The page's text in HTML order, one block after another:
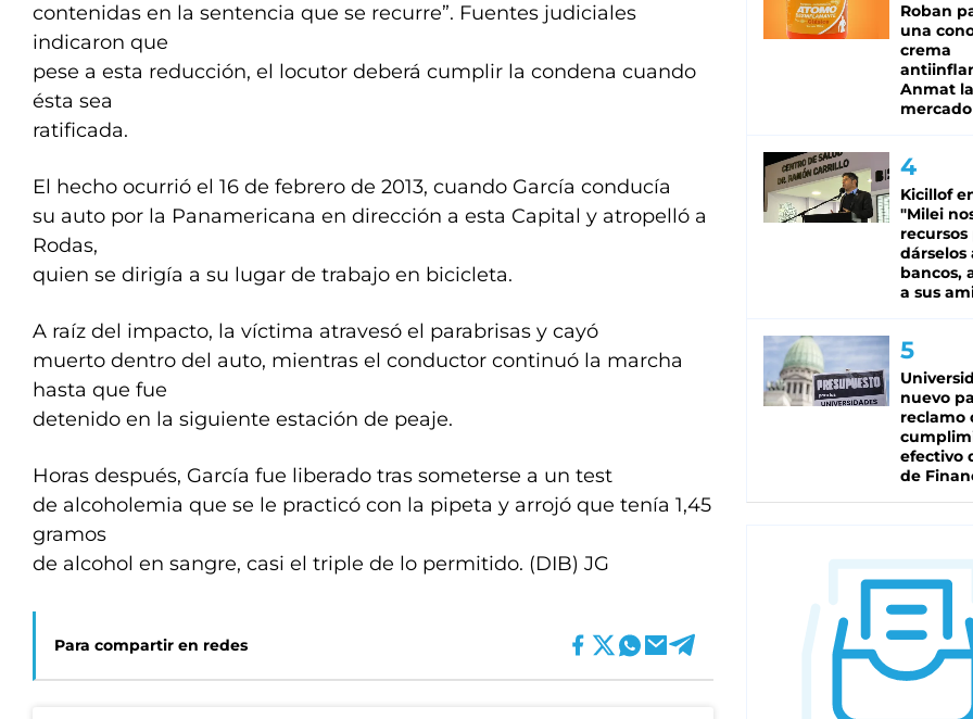
contenidas en la sentencia que se recurre”. Fuentes judiciales
indicaron que
pese a esta reducción, el locutor deberá cumplir la condena cuando
ésta sea
ratificada.
El hecho ocurrió el 16 de febrero de 2013, cuando García conducía
su auto por la Panamericana en dirección a esta Capital y atropelló a
Rodas,
quien se dirigía a su lugar de trabajo en bicicleta.
A raíz del impacto, la víctima atravesó el parabrisas y cayó
muerto dentro del auto, mientras el conductor continuó la marcha
hasta que fue
detenido en la siguiente estación de peaje.
Horas después, García fue liberado tras someterse a un test
de alcoholemia que se le practicó con la pipeta y arrojó que tenía 1,45
gramos
de alcohol en sangre, casi el triple de lo permitido. (DIB) JG
Para compartir en redes
Roban
una
crema
Anmat
mercado
Kicillof
"Milei
recursos
dárselos
bancos,
a sus
nuevo
reclamo
efectivo
de